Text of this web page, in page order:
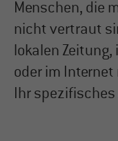
Aenean
penatibus et
montes,
Donec quam
Menschen, die
nicht vertraut
lokalen
oder im
Ihr spezifisches